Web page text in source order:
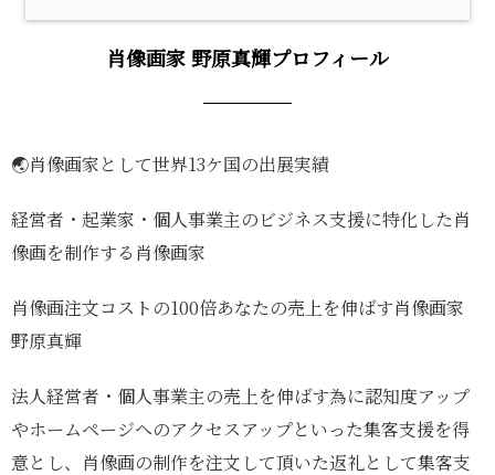
肖像画家 野原真輝プロフィール
🌏肖像画家として世界13ケ国の出展実績
経営者・起業家・個人事業主のビジネス支援に特化した肖
像画を制作する肖像画家
肖像画注文コストの100倍あなたの売上を伸ばす肖像画家
野原真輝
法人経営者・個人事業主の売上を伸ばす為に認知度アップ
やホームページへのアクセスアップといった集客支援を得
意とし、肖像画の制作を注文して頂いた返礼として集客支